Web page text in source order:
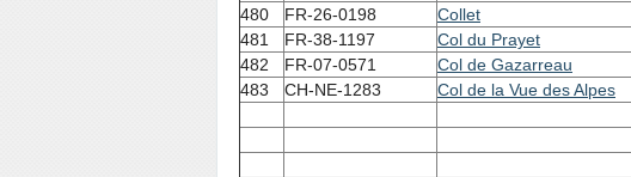
480
FR-26-0198 Collet
481
FR-38-1197 Col du Prayet
482
FR-07-0571 Col de Gazarreau
483
CH-NE-1283 Col de la Vue des Alpes